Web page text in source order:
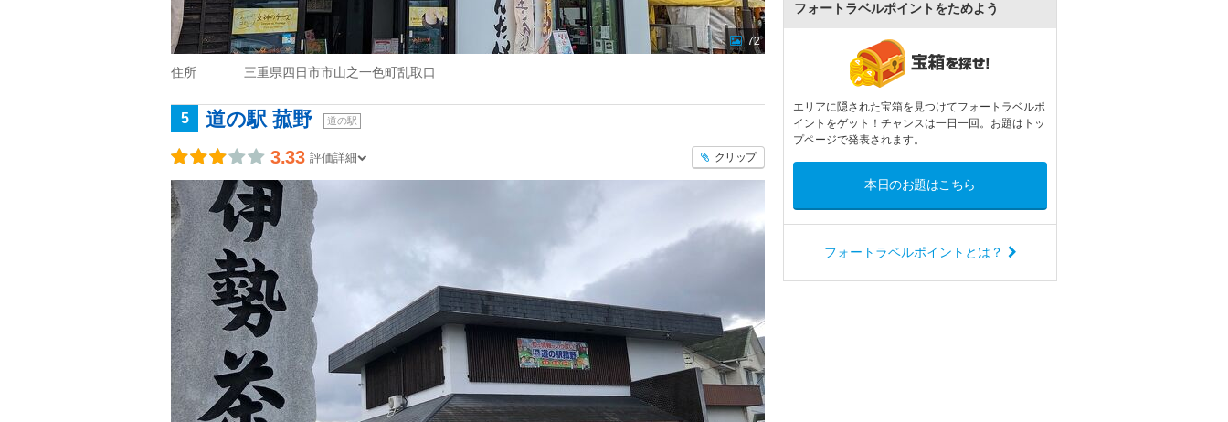
72
住所 三重県四日市市山之一色町乱取口
5 道の駅 菰野 道の駅
3.33 評価詳細 クリップ
フォートラベルポイントをためよう
エリアに隠された宝箱を見つけてフォートラベルポ
イントをゲット！チャンスは一日一回。お題はトッ
プページで発表されます。
本日のお題はこちら
フォートラベルポイントとは？